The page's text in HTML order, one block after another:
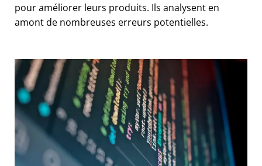
pour améliorer leurs produits. Ils analysent en
amont de nombreuses erreurs potentielles.